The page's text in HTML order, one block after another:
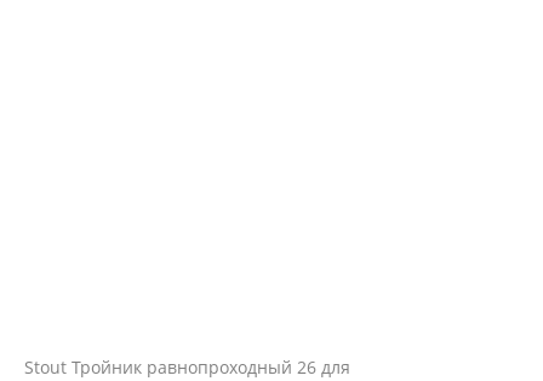
Stout Тройник равнопроходный 26 для